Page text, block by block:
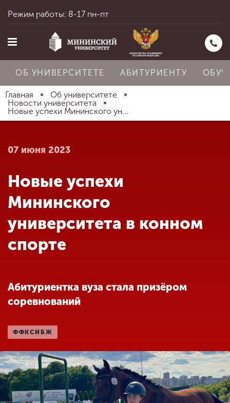
Главная
Абитуриенту
Обучение
Международная
Другие виды
деятельности
Студенческая жизнь
Режим работы: 8-17 пн-пт
ОБ УНИВЕРСИТЕТЕ АБИТУРИЕНТУ
Главная
Об университете
Новости университета
Новые успехи Мининского ун...
07 июня 2023
Новые успехи
Мининского
университета в конном
спорте
Абитуриентка вуза стала призёром
соревнований
ФФКСИБЖ